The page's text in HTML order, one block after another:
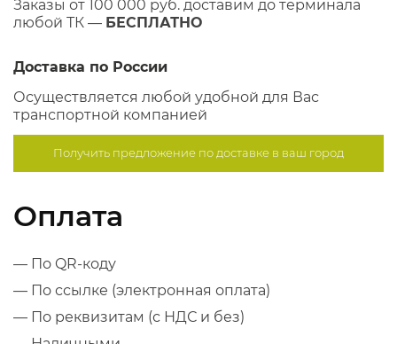
Заказы от 100 000 руб. доставим до терминала
любой ТК — БЕСПЛАТНО
Доставка по России
Осуществляется любой удобной для Вас
транспортной компанией
Получить предложение подоставке в ваш город
Оплата
— По QR-коду
— По ссылке (электронная оплата)
— По реквизитам (с НДС и без)